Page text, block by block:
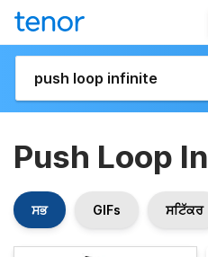
Push Loop
ਸਭ GIFs ਸਟਿੱਕਰ